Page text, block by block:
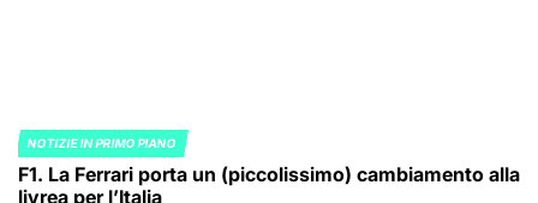
POSTED
IN
NOTIZIE IN PRIMO PIANO
F1. La Ferrari porta un (piccolissimo) cambiamento alla
livrea per l’Italia